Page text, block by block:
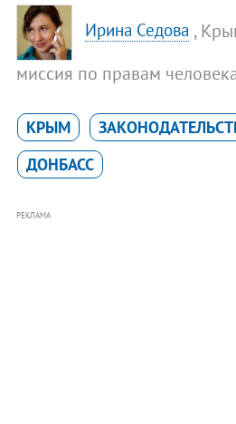
Ирина Седова ,
миссия по правам
КРЫМ
ДОНБАСС
РЕКЛАМА